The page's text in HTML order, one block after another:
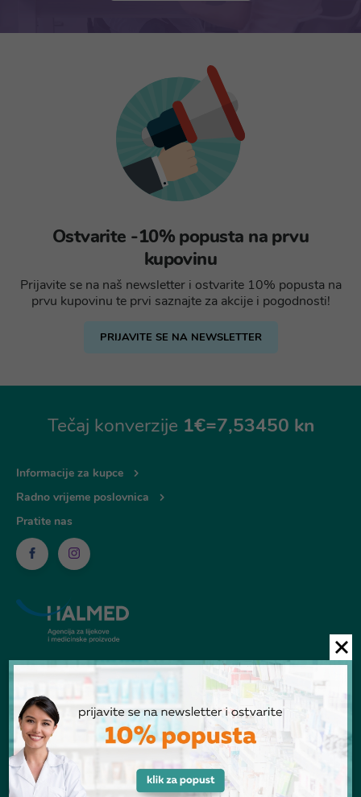
Ostvarite -10% popusta na prvu
kupovinu
Prijavite se na naš newsletter i ostvarite 10% popusta na
prvu kupovinu te prvi saznajte za akcije i pogodnosti!
PRIJAVITE SE NA NEWSLETTER
Tečaj konverzije 1€=7,53450 kn
Informacije za kupce
Radno vrijeme poslovnica
Pratite nas
© Ljekarna Talan 2026